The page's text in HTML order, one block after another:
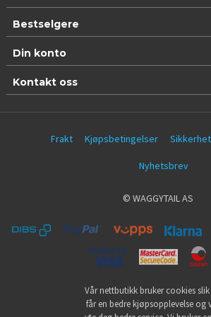
Bestselgere
Din konto
Kontakt oss
Frakt Kjøpsbetingelser
Nyhetsbrev
© WAGGYTAIL AS
Vår nettbutikk bruker cookies
får en bedre kjøpsopplevelse og